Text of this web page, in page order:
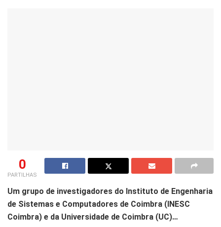
0
PARTILHAS
Um grupo de investigadores do Instituto de Engenharia
de Sistemas e Computadores de Coimbra (INESC
Coimbra) e da Universidade de Coimbra (UC)…